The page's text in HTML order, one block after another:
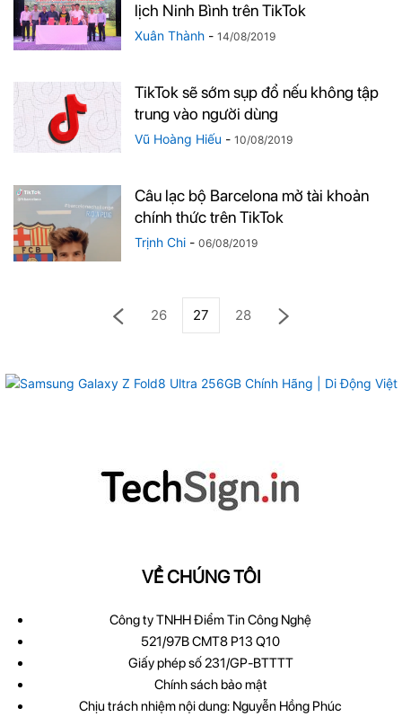
lịch Ninh Bình trên TikTok
Xuân Thành - 14/08/2019
TikTok sẽ sớm sụp đổ nếu không tập
trung vào người dùng
Vũ Hoàng Hiếu - 10/08/2019
Câu lạc bộ Barcelona mở tài khoản
chính thức trên TikTok
Trịnh Chi - 06/08/2019
26 27 28
VỀ CHÚNG TÔI
Công ty TNHH Điểm Tin Công Nghệ
521/97B CMT8 P13 Q10
Giấy phép số 231/GP-BTTTT
Chính sách bảo mật
Chịu trách nhiệm nội dung: Nguyễn Hồng Phúc